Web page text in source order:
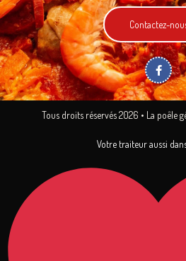
Contactez-
F
a
c
e
b
o
o
-
Tous droits réservés 2026 • La poêle
Votre traiteur aussi